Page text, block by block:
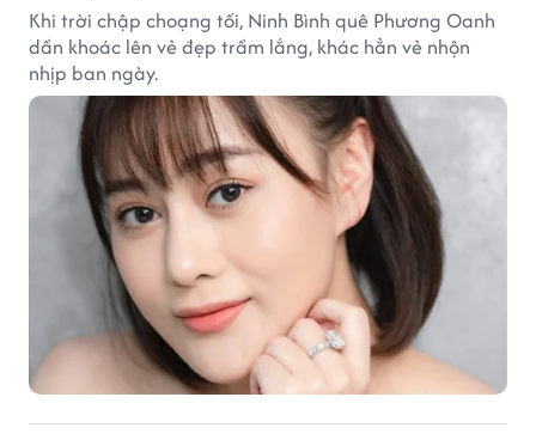
Khi trời chập choạng tối, Ninh Bình quê Phương Oanh
dần khoác lên vẻ đẹp trầm lắng, khác hẳn vẻ nhộn
nhịp ban ngày.